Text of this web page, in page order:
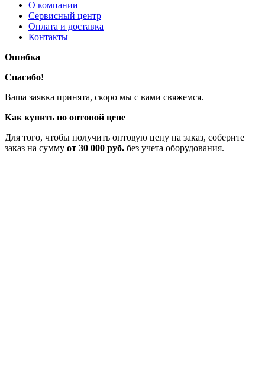
О компании
Сервисный центр
Оплата и доставка
Контакты
Ошибка
Спасибо!
Ваша заявка принята, скоро мы с вами свяжемся.
Как купить по оптовой цене
Для того, чтобы получить оптовую цену на заказ, соберите
заказ на сумму от 30 000 руб. без учета оборудования.